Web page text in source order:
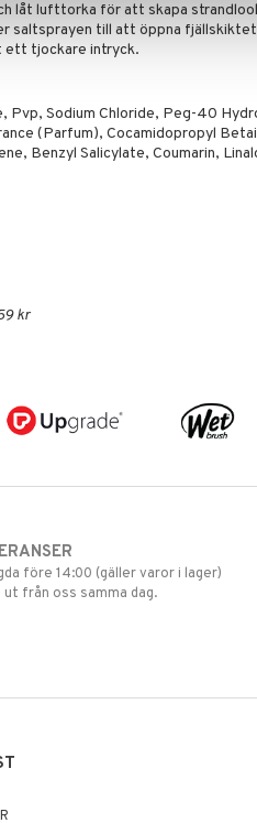
låt lufttorka för att skapa
saltsprayen till att öppna
ett tjockare intryck.
Pvp, Sodium Chloride, Peg-40
(Parfum), Cocamidopropyl
Benzyl Salicylate, Coumarin,
kr
före 14:00 (gäller varor i lager)
från oss samma dag.